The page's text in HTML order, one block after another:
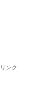
ンク